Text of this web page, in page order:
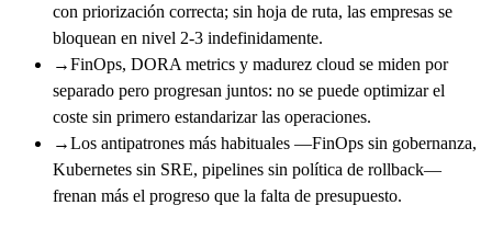
con priorización correcta; sin hoja de ruta, las empresas se
bloquean en nivel 2-3 indefinidamente.
→FinOps, DORA metrics y madurez cloud se miden por
separado pero progresan juntos: no se puede optimizar el
coste sin primero estandarizar las operaciones.
→Los antipatrones más habituales —FinOps sin gobernanza,
Kubernetes sin SRE, pipelines sin política de rollback—
frenan más el progreso que la falta de presupuesto.